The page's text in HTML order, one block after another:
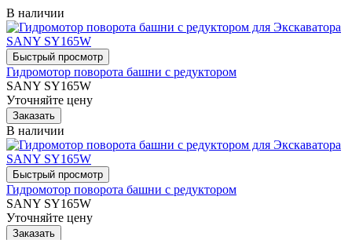
В наличии
Гидромотор поворота башни с редуктором
SANY SY165W
Уточняйте цену
В наличии
Гидромотор поворота башни с редуктором
SANY SY165W
Уточняйте цену